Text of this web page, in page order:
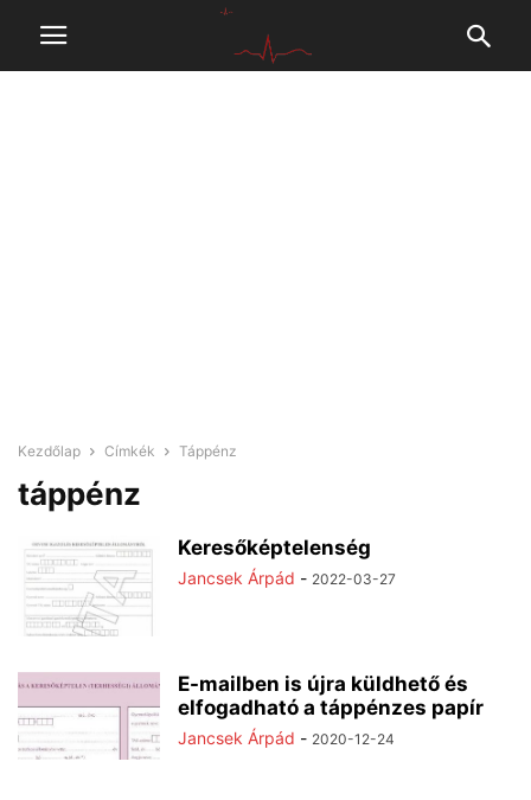
Kezdőlap Címkék Táppénz
táppénz
Keresőképtelenség
Jancsek Árpád - 2022-03-27
E-mailben is újra küldhető és
elfogadható a táppénzes papír
Jancsek Árpád - 2020-12-24